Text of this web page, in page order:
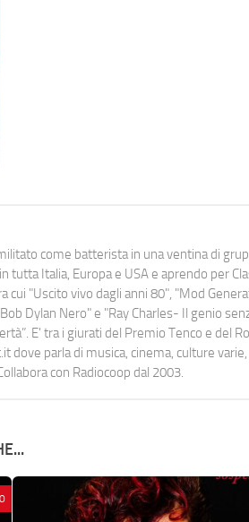
come batterista in una ventina di
tutta Italia, Europa e USA e aprendo per
cui "Uscito vivo dagli anni 80", "Mod
Dylan Nero" e "Ray Charles- Il genio
E' tra i giurati del Premio Tenco e del
dove parla di musica, cinema, culture
con Radiocoop dal 2003.
0